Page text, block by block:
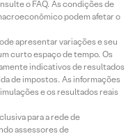
o FAQ. As condições de
podem afetar o
apresentar variações e seu
curto espaço de tempo. Os
indicativos de resultados
de impostos. As informações
e os resultados reais
para a rede de
assessores de